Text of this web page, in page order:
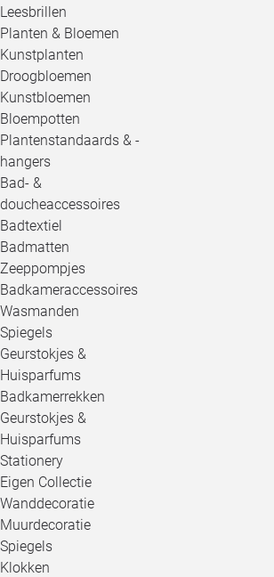
Leesbrillen
Planten & Bloemen
Kunstplanten
Droogbloemen
Kunstbloemen
Bloempotten
Plantenstandaards & -
hangers
Bad- &
doucheaccessoires
Badtextiel
Badmatten
Zeeppompjes
Badkameraccessoires
Wasmanden
Spiegels
Geurstokjes &
Huisparfums
Badkamerrekken
Geurstokjes &
Huisparfums
Stationery
Eigen Collectie
Wanddecoratie
Muurdecoratie
Spiegels
Klokken